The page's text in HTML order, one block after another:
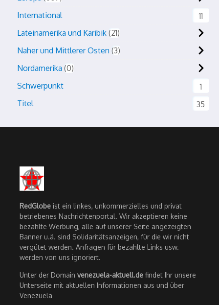
International
11
Lateinamerika und Karibik 21
Naher und Mittlerer Osten 3
Nordamerika 0
Schwerpunkt
1
Titel
35
RedGlobe ist ein linkes, unkommerzielles und privat
betriebenes Nachrichtenportal. Wir akzeptieren keine
bezahlte Werbung, alle auf unserer Seite angezeigten
Banner u.ä. sind Solidaritätsanzeigen, für die wir nicht
vergütet werden. Anfragen für bezahlte Links usw.
werden von uns ignoriert.
Unter der Domain venezuela-aktuell.de findet Ihr unsere
Unterseite mit aktuellen Informationen aus und über
Venezuela